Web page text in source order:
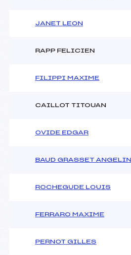
JANET LEON
RAPP FELICIEN
FILIPPI MAXIME
CAILLOT TITOUAN
OVIDE EDGAR
BAUD GRASSET ANGELIN
ROCHEGUDE LOUIS
FERRARO MAXIME
PERNOT GILLES